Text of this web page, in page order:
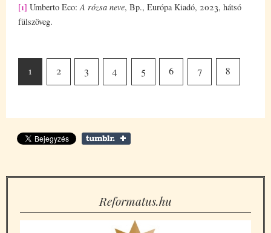
[1] Umberto Eco:A rózsa neve, Bp., Európa Kiadó, 2023, hátsó
fülszöveg.
1 2 3 4 5 6 7 8
Reformatus.hu